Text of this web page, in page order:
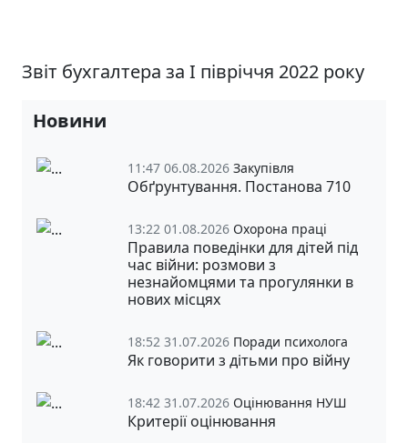
Звіт бухгалтера за І півріччя 2022 року
Новини
11:47 06.08.2026 Закупівля
Обґрунтування. Постанова 710
13:22 01.08.2026 Охорона праці
Правила поведінки для дітей під
час війни: розмови з
незнайомцями та прогулянки в
нових місцях
18:52 31.07.2026 Поради психолога
Як говорити з дітьми про війну
18:42 31.07.2026 Оцінювання НУШ
Критерії оцінювання